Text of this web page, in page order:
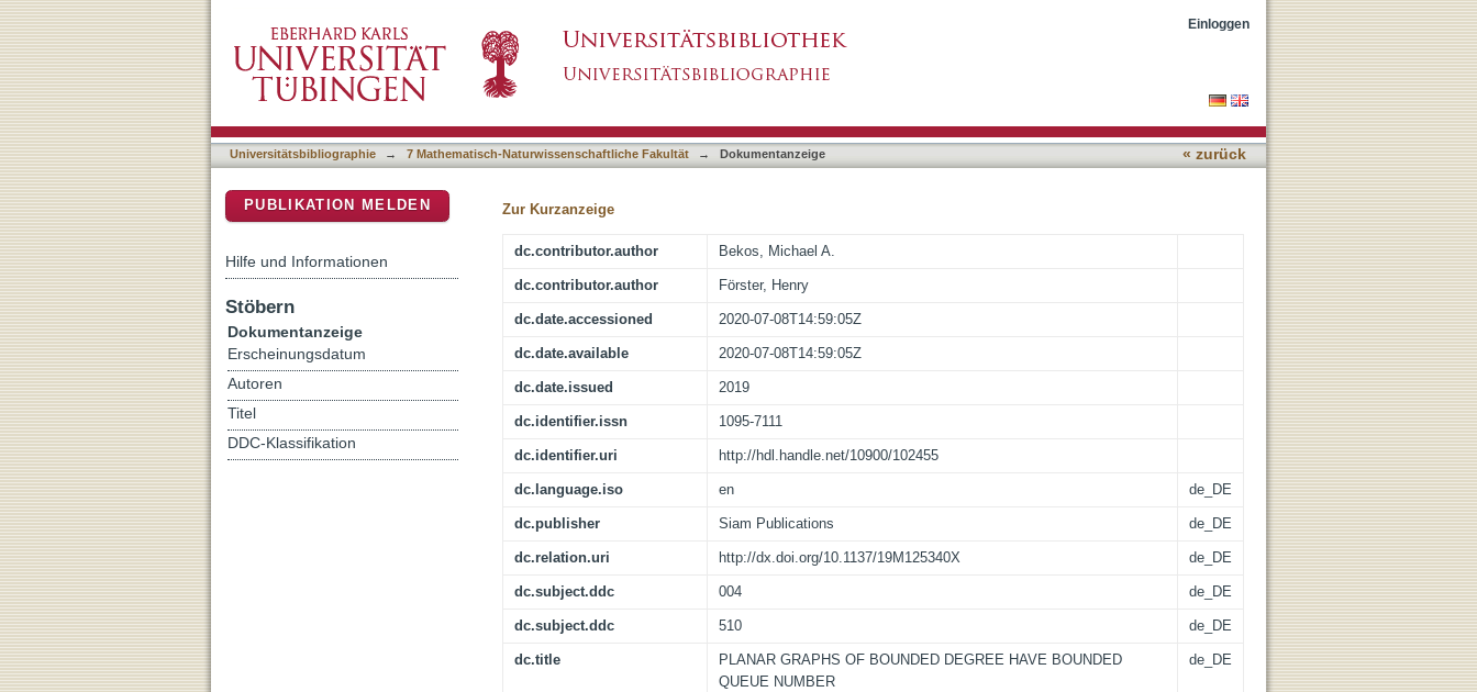
Einloggen
Universitätsbibliographie → 7 Mathematisch-Naturwissenschaftliche Fakultät → Dokumentanzeige « zurück
Zur Kurzanzeige
dc.contributor.author Bekos, Michael A.
dc.contributor.author Förster, Henry
dc.date.accessioned 2020-07-08T14:59:05Z
dc.date.available 2020-07-08T14:59:05Z
dc.date.issued 2019
dc.identifier.issn 1095-7111
dc.identifier.uri http://hdl.handle.net/10900/102455
dc.language.iso en de_DE
dc.publisher Siam Publications de_DE
dc.relation.uri http://dx.doi.org/10.1137/19M125340X de_DE
dc.subject.ddc 004 de_DE
dc.subject.ddc 510 de_DE
dc.title
PLANAR GRAPHS OF BOUNDED DEGREE HAVE BOUNDED
QUEUE NUMBER
de_DE
PUBLIKATION MELDEN
Hilfe und Informationen
Stöbern
Dokumentanzeige
Erscheinungsdatum
Autoren
Titel
DDC-Klassifikation